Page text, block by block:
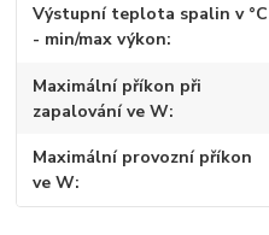
Výstupní teplota spalin v °C
- min/max výkon
Maximální příkon při
zapalování ve W
Maximální provozní příkon
ve W